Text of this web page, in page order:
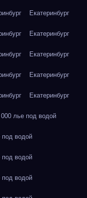
Екатеринбург
Екатеринбург
Екатеринбург
Екатеринбург
Екатеринбург
лье под водой
водой
водой
водой